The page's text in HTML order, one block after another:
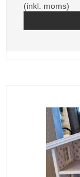
(inkl. moms)